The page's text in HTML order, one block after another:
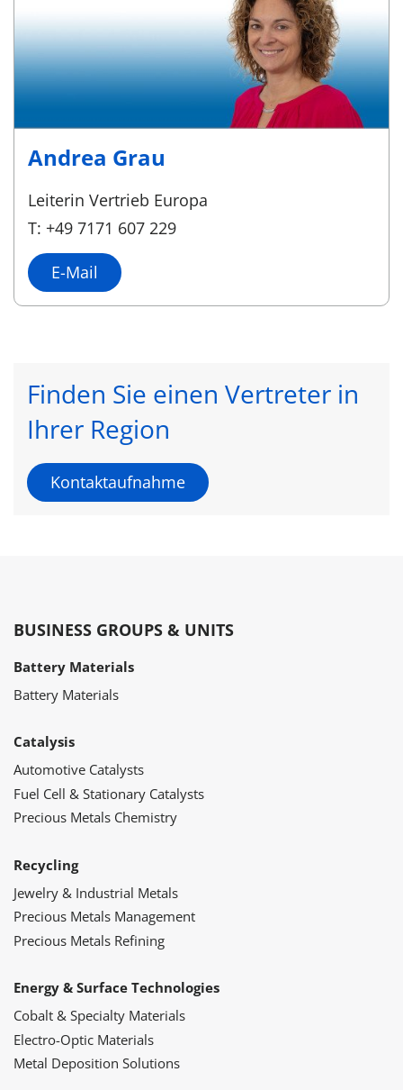
Andrea Grau
Leiterin Vertrieb Europa
T: +49 7171 607 229
E-Mail
Finden Sie einen Vertreter in
Ihrer Region
Kontaktaufnahme
BUSINESS GROUPS & UNITS
Battery Materials
Battery Materials
Catalysis
Automotive Catalysts
Fuel Cell & Stationary Catalysts
Precious Metals Chemistry
Recycling
Jewelry & Industrial Metals
Precious Metals Management
Precious Metals Refining
Energy & Surface Technologies
Cobalt & Specialty Materials
Electro-Optic Materials
Metal Deposition Solutions